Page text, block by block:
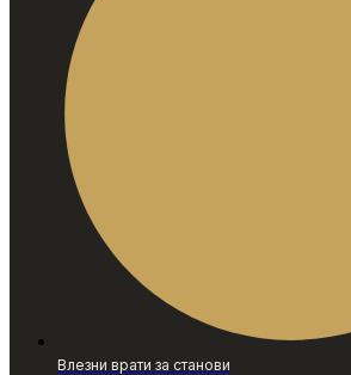
Влезни врати за станови